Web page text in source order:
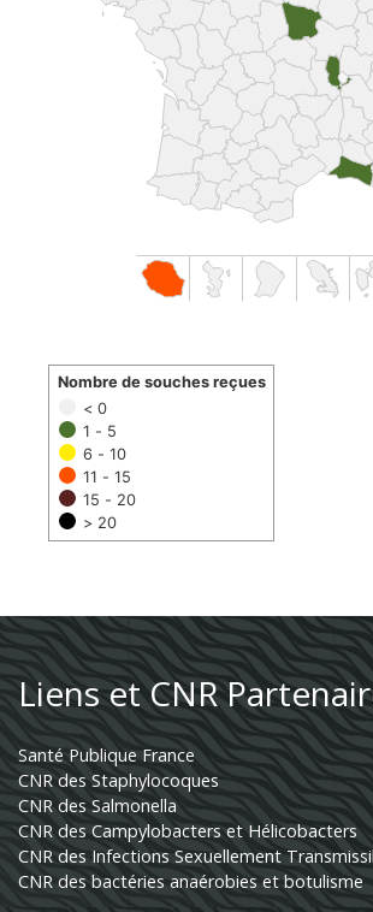
< 0
1 - 5
6 - 10
11 - 15
15 - 20
> 20
Nombre de souches reçues
Liens et CNR
Santé Publique France
CNR des Staphylocoques
CNR des Salmonella
CNR des Campylobacters et Hélicobacters
CNR des Infections Sexuellement
CNR des bactéries anaérobies et botulisme